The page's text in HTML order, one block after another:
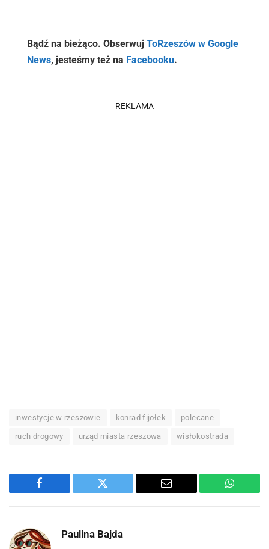
Bądź na bieżąco. Obserwuj ToRzeszów w Google
News, jesteśmy też na Facebooku.
REKLAMA
inwestycje w rzeszowie konrad fijołek polecane
ruch drogowy urząd miasta rzeszowa wisłokostrada
Facebook Twitter Email
Paulina Bajda